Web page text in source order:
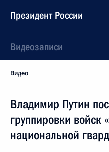
Президент России
Видеозаписи
Видео
Владимир Путин
группировки войск
национальной